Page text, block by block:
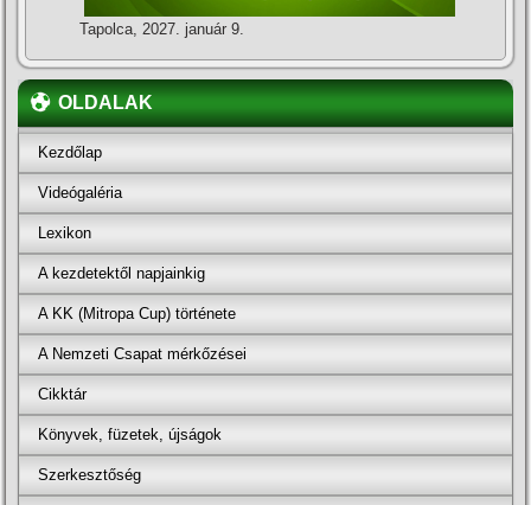
Tapolca, 2027. január 9.
OLDALAK
Kezdőlap
Videógaléria
Lexikon
A kezdetektől napjainkig
A KK (Mitropa Cup) története
A Nemzeti Csapat mérkőzései
Cikktár
Könyvek, füzetek, újságok
Szerkesztőség